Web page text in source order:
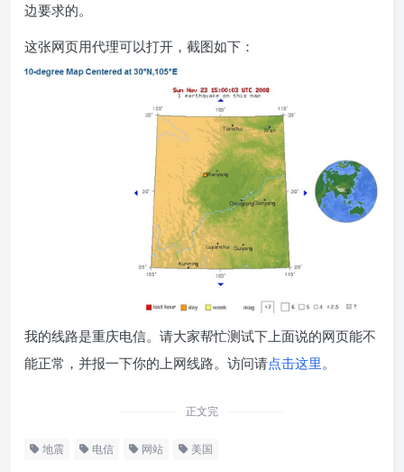
边要求的。
这张网页用代理可以打开，截图如下：
我的线路是重庆电信。请大家帮忙测试下上面说的网页能不
能正常，并报一下你的上网线路。访问请点击这里。
正文完
地震 电信 网站 美国